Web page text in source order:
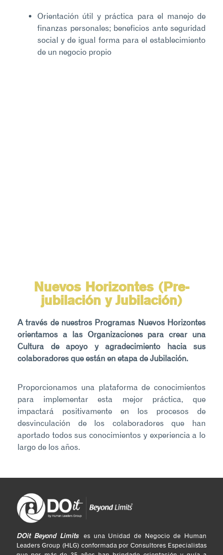
Orientación útil y práctica para el manejo de
finanzas personales; beneficios ante seguridad
social y de igual forma para el establecimiento
de un negocio propio
Nuevos Horizontes (Pre-
jubilación y Jubilación)
A través de nuestros Programas Nuevos Horizontes
orientamos a las Organizaciones para crear una
Cultura de apoyo y agradecimiento hacia sus
colaboradores que están en etapa de Jubilación.
Proporcionamos una plataforma de conocimientos
para implementar esta mejor práctica, que
impactará positivamente en los procesos de
desvinculación de los colaboradores que han
aportado todos sus conocimientos y experiencia a lo
largo de los años.
DOit Beyond Limitses una Unidad de Negocio de Human
Leaders Group (HLG) conformada por Consultores Especialistas